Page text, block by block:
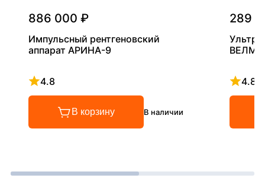
886 000 ₽
Импульсный рентгеновский
аппарат АРИНА-9
4.8
Рейтинг 4.8 из 5
В корзину В наличии
289
4.8